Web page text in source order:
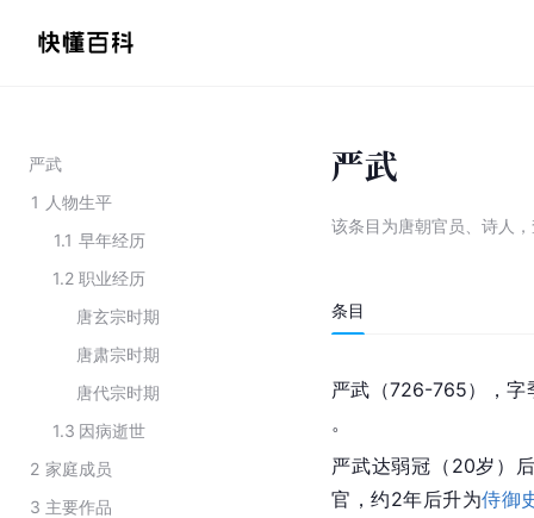
严武
1 人物生平
1.1 早年经历
1.2 职业经历
唐玄宗时期
唐肃宗时期
唐代宗时期
1.3 因病逝世
2 家庭成员
3 主要作品
严武
该条目为唐朝官员、诗人 ，
条目
严武（726-765），字
。
严武达弱冠（20岁）
官，约2年后升为侍御